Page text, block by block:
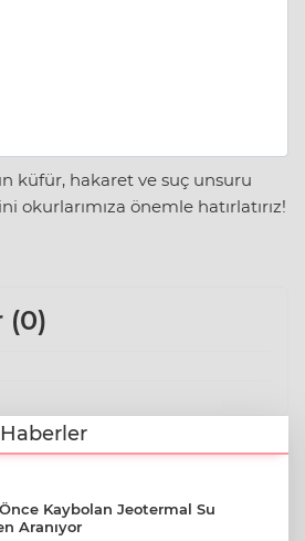
küfür, hakaret ve suç unsuru
okurlarımıza önemle hatırlatırız!
(0)
Önce Kaybolan Jeotermal Su
Aranıyor